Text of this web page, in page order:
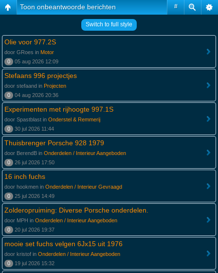
#
Toon onbeantwoorde berichten
Switch to full style
Olie voor 977.2S
door GRoes in Motor
0
05 aug 2026 12:09
Stefaans 996 projectjes
door stefaand in Projecten
0
04 aug 2026 20:36
Experimenten met rijhoogte 997.1S
door Spastblast in Onderstel & Remmerij
0
30 jul 2026 11:44
Thuisbrenger Porsche 928 1979
door BerendB in Onderdelen / Interieur Aangeboden
0
26 jul 2026 17:50
16 inch fuchs
door hookmen in Onderdelen / Interieur Gevraagd
0
25 jul 2026 14:49
Zolderopruiming: Diverse Porsche onderdelen.
door MPH in Onderdelen / Interieur Aangeboden
0
20 jul 2026 19:37
mooie set fuchs velgen 6Jx15 uit 1976
door kristof in Onderdelen / Interieur Aangeboden
0
19 jul 2026 15:32